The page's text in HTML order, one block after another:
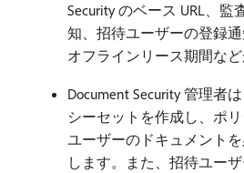
Security のベース URL、監
知、招待ユーザーの登録
オフラインリース期間など
Document Security 管理者
シーセットを作成し、ポ
ユーザーのドキュメント
します。また、招待ユー